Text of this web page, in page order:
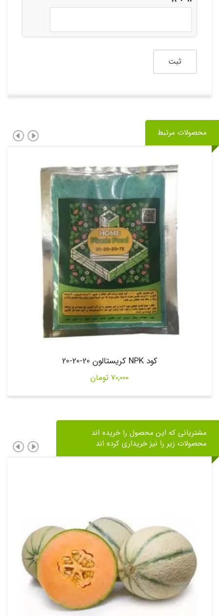
محصولات مرتبط
کود NPK کریستالون 20-20-20
۷۰,۰۰۰ تومان
مشتریانی که این محصول را خریده اند
محصولات زیر را نیز خریداری کرده اند